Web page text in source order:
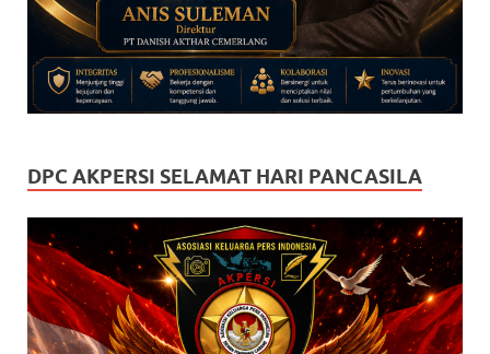
DPC AKPERSI SELAMAT HARI PANCASILA